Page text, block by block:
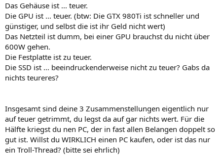
Das Gehäuse ist ... teuer.
Die GPU ist ... teuer. (btw: Die GTX 980Ti ist schneller und
günstiger, und selbst die ist ihr Geld nicht wert)
Das Netzteil ist dumm, bei einer GPU brauchst du nicht über
600W gehen.
Die Festplatte ist zu teuer.
Die SSD ist ... beeindruckenderweise nicht zu teuer? Gabs da
nichts teureres?
Insgesamt sind deine 3 Zusammenstellungen eigentlich nur
auf teuer getrimmt, du legst da auf gar nichts wert. Für die
Hälfte kriegst du nen PC, der in fast allen Belangen doppelt so
gut ist. Willst du WIRKLICH einen PC kaufen, oder ist das nur
ein Troll-Thread? (bitte sei ehrlich)